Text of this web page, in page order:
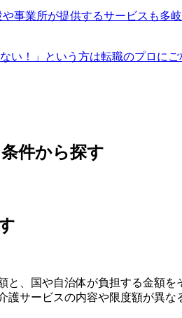
事業所が提供するサービスも
い！」という方は転職のプロにご
件から探す
、国や自治体が負担する金額
サービスの内容や限度額が異